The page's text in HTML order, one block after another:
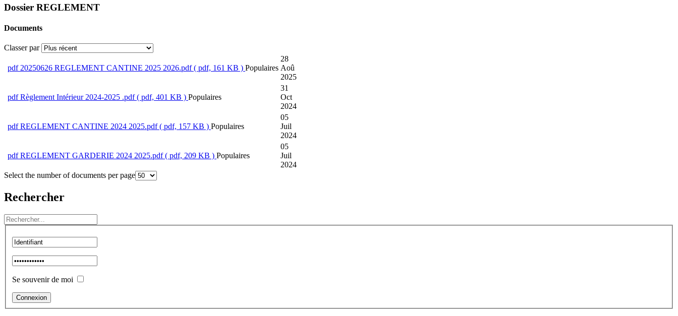
Dossier REGLEMENT
Documents
Classer par
pdf 20250626 REGLEMENT CANTINE 2025 2026.pdf ( pdf, 161 KB ) Populaires
28
Aoû
2025
pdf Règlement Intérieur 2024-2025 .pdf ( pdf, 401 KB ) Populaires
31
Oct
2024
pdf REGLEMENT CANTINE 2024 2025.pdf ( pdf, 157 KB ) Populaires
05
Juil
2024
pdf REGLEMENT GARDERIE 2024 2025.pdf ( pdf, 209 KB ) Populaires
05
Juil
2024
Select the number of documents per page
Rechercher
Se souvenir de moi